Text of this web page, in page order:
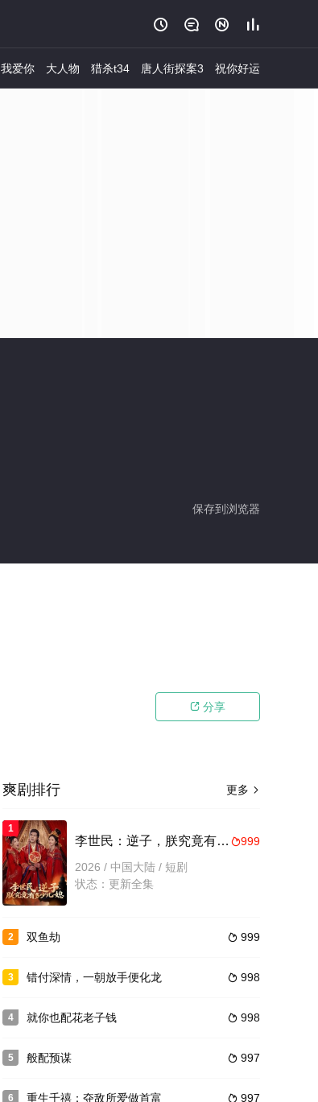
   
我爱你 大人物 猎杀t34 唐人街探案3 祝你好运
保存到浏览器
 分享
更多 
爽剧排行
1
999
李世民：逆子，朕究竟有多少儿媳
2026 / 中国大陆 / 短剧
状态：更新全集
2  999
双鱼劫
3  998
错付深情，一朝放手便化龙
4  998
就你也配花老子钱
5  997
般配预谋
6  997
重生千禧：夺敌所爱做首富